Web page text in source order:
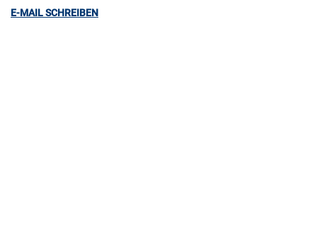
E-MAIL SCHREIBEN